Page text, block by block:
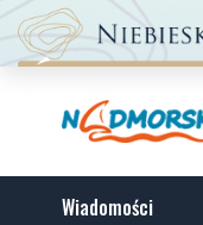
Wiadomości